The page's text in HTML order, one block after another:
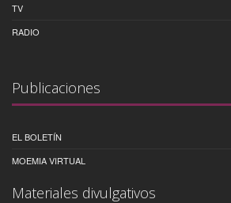
TV
RADIO
Publicaciones
EL BOLETÍN
MOEMIA VIRTUAL
Materiales divulgativos